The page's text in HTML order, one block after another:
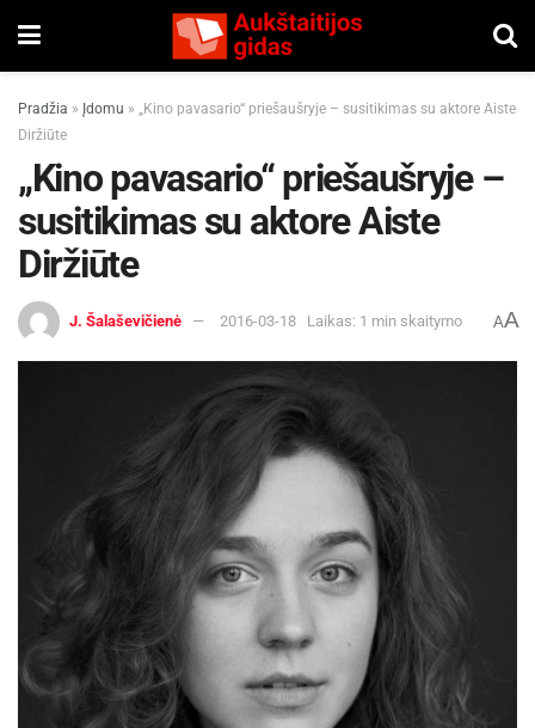
Pradžia » Įdomu » „Kino pavasario“ priešaušryje – susitikimas su aktore Aiste
Diržiūte
„Kino pavasario“ priešaušryje –
susitikimas su aktore Aiste
Diržiūte
J. Šalaševičienė 2016-03-18 Laikas: 1 min skaitymo AA